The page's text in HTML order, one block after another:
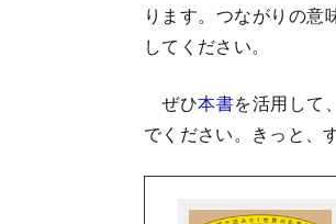
ります。つながりの意
してください。
ぜひ本書を活用して
でください。きっと、